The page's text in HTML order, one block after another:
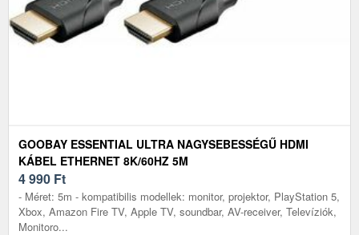
GOOBAY ESSENTIAL ULTRA NAGYSEBESSÉGŰ HDMI
KÁBEL ETHERNET 8K/60HZ 5M
4 990 Ft
- Méret: 5m - kompatibilis modellek: monitor, projektor, PlayStation 5,
Xbox, Amazon Fire TV, Apple TV, soundbar, AV-receiver, Televíziók,
Monitoro...